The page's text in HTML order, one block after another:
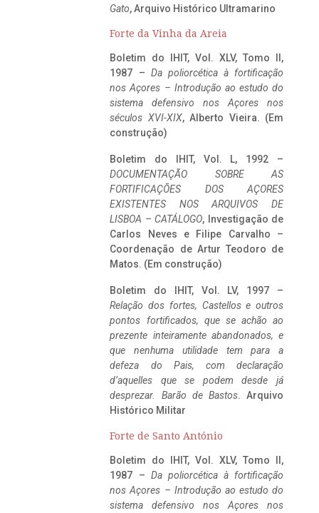
Gato, Arquivo Histórico Ultramarino
Forte da Vinha da Areia
Boletim do IHIT, Vol. XLV, Tomo II,
1987 – Da poliorcética à fortificação
nos Açores – Introdução ao estudo do
sistema defensivo nos Açores nos
séculos XVI-XIX, Alberto Vieira. (Em
construção)
Boletim do IHIT, Vol. L, 1992 –
DOCUMENTAÇÃO SOBRE AS
FORTIFICAÇÕES DOS AÇORES
EXISTENTES NOS ARQUIVOS DE
LISBOA – CATÁLOGO, Investigação de
Carlos Neves e Filipe Carvalho –
Coordenação de Artur Teodoro de
Matos. (Em construção)
Boletim do IHIT, Vol. LV, 1997 –
Relação dos fortes, Castellos e outros
pontos fortificados, que se achão ao
prezente inteiramente abandonados, e
que nenhuma utilidade tem para a
defeza do Pais, com declaração
d’aquelles que se podem desde já
desprezar. Barão de Bastos. Arquivo
Histórico Militar
Forte de Santo António
Boletim do IHIT, Vol. XLV, Tomo II,
1987 – Da poliorcética à fortificação
nos Açores – Introdução ao estudo do
sistema defensivo nos Açores nos